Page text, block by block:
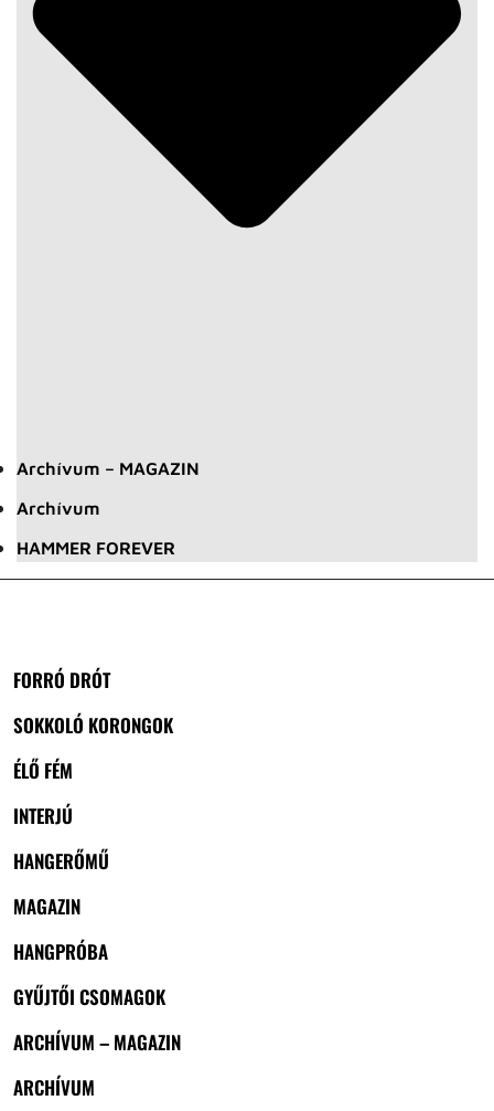
Archívum – MAGAZIN
Archívum
HAMMER FOREVER
FORRÓ DRÓT
SOKKOLÓ KORONGOK
ÉLŐ FÉM
INTERJÚ
HANGERŐMŰ
MAGAZIN
HANGPRÓBA
GYŰJTŐI CSOMAGOK
ARCHÍVUM – MAGAZIN
ARCHÍVUM